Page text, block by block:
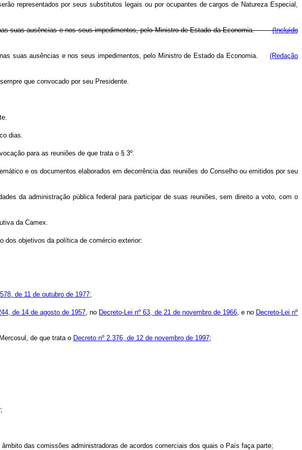
representados por seus substitutos legais ou por ocupantes de cargos de Natureza Especial,
nas suas ausências e nos seus impedimentos, pelo Ministro de Estado da Economia.(Incluído
suas ausências e nos seus impedimentos, pelo Ministro de Estado da Economia. (Redação
que convocado por seu Presidente.
dias.
para as reuniões de que trata o § 3º.
e os documentos elaborados em decorrência das reuniões do Conselho ou emitidos por seu
da administração pública federal para participar de suas reuniões, sem direito a voto, com o
da Camex.
dos objetivos da política de comércio exterior:
de 11 de outubro de 1977;
de 14 de agosto de 1957, no Decreto-Lei nº 63, de 21 de novembro de 1966, e no Decreto-Lei nº
de que trata o Decreto nº 2.376, de 12 de novembro de 1997;
das comissões administradoras de acordos comerciais dos quais o País faça parte;